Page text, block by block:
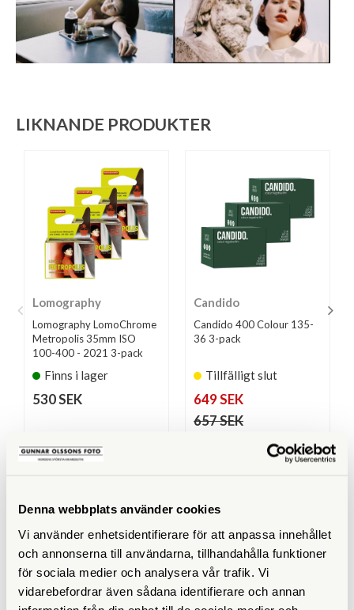
Denna webbplats använder cookies
Vi använder enhetsidentifierare för att anpassa innehållet
och annonserna till användarna, tillhandahålla funktioner
för sociala medier och analysera vår trafik. Vi
vidarebefordrar även sådana identifierare och annan
LIKNANDE PRODUKTER
Lomography
Lomography LomoChrome
Metropolis 35mm ISO
100-400 - 2021 3-pack
Finns i lager
530 SEK
KÖP
Candido
Candido 400 Colour 135-
36 3-pack
Tillfälligt slut
649 SEK
657 SEK
LÄS MER
SPECIFIKATIONER
ISO 400